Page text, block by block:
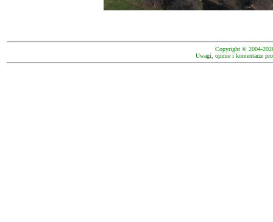
Copyright © 2004-
Uwagi, opinie i komentarze